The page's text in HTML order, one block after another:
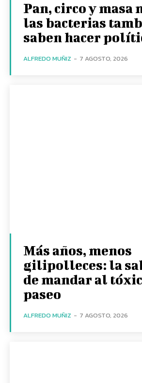
Pan, circo y masa
las bacterias
saben hacer
ALFREDO MUÑIZ - 7 AGOSTO, 2026
Más años, menos
gilipolleces: la
de mandar al
paseo
ALFREDO MUÑIZ - 7 AGOSTO, 2026